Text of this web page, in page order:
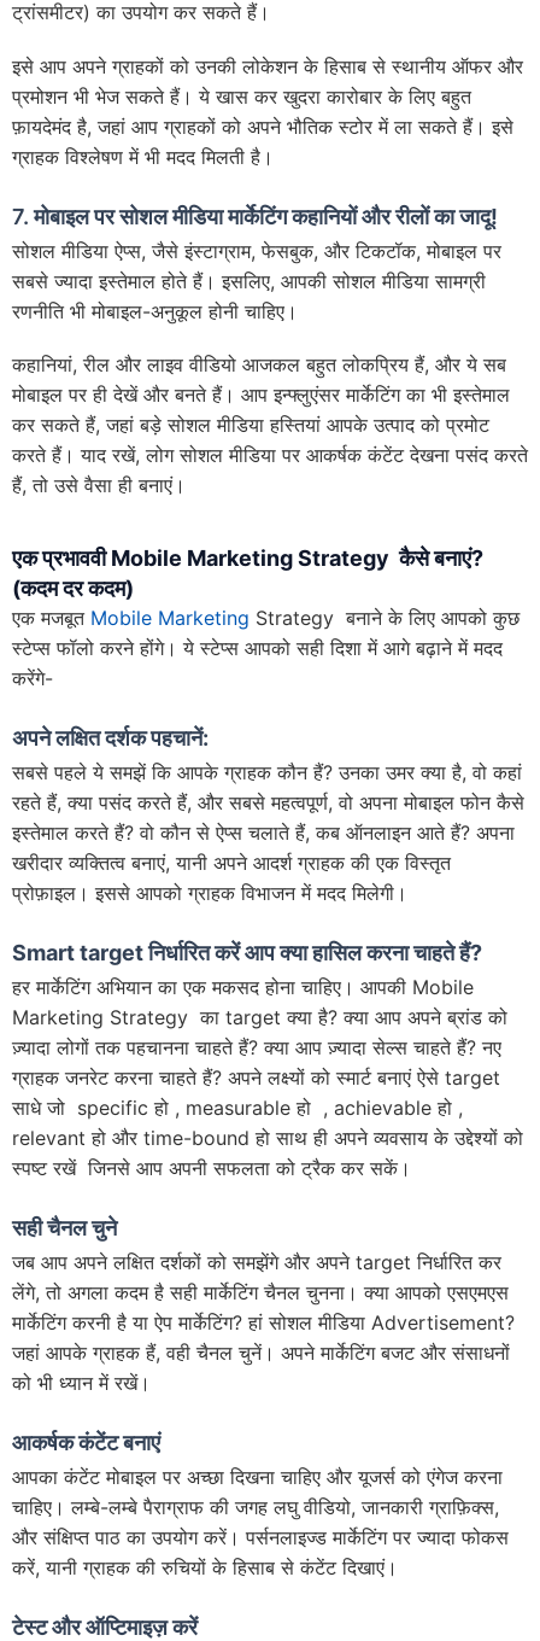
ट्रांसमीटर) का उपयोग कर सकते हैं।
इसे आप अपने ग्राहकों को उनकी लोकेशन के हिसाब से स्थानीय ऑफर और
प्रमोशन भी भेज सकते हैं। ये खास कर खुदरा कारोबार के लिए बहुत
फ़ायदेमंद है, जहां आप ग्राहकों को अपने भौतिक स्टोर में ला सकते हैं। इसे
ग्राहक विश्लेषण में भी मदद मिलती है।
7.मोबाइल पर सोशल मीडिया मार्केटिंग कहानियों और रीलों का जादू!
सोशल मीडिया ऐप्स, जैसे इंस्टाग्राम, फेसबुक, और टिकटॉक, मोबाइल पर
सबसे ज्यादा इस्तेमाल होते हैं। इसलिए, आपकी सोशल मीडिया सामग्री
रणनीति भी मोबाइल-अनुकूल होनी चाहिए।
कहानियां, रील और लाइव वीडियो आजकल बहुत लोकप्रिय हैं, और ये सब
मोबाइल पर ही देखें और बनते हैं। आप इन्फ्लुएंसर मार्केटिंग का भी इस्तेमाल
कर सकते हैं, जहां बड़े सोशल मीडिया हस्तियां आपके उत्पाद को प्रमोट
करते हैं। याद रखें, लोग सोशल मीडिया पर आकर्षक कंटेंट देखना पसंद करते
हैं, तो उसे वैसा ही बनाएं।
एक प्रभाववी Mobile Marketing Strategy कैसे बनाएं?
(कदम दर कदम)
एक मजबूत Mobile Marketing Strategy बनाने के लिए आपको कुछ
स्टेप्स फॉलो करने होंगे। ये स्टेप्स आपको सही दिशा में आगे बढ़ाने में मदद
करेंगे-
अपने लक्षित दर्शक पहचानें:
सबसे पहले ये समझें कि आपके ग्राहक कौन हैं? उनका उमर क्या है, वो कहां
रहते हैं, क्या पसंद करते हैं, और सबसे महत्वपूर्ण, वो अपना मोबाइल फोन कैसे
इस्तेमाल करते हैं? वो कौन से ऐप्स चलाते हैं, कब ऑनलाइन आते हैं? अपना
खरीदार व्यक्तित्व बनाएं, यानी अपने आदर्श ग्राहक की एक विस्तृत
प्रोफ़ाइल। इससे आपको ग्राहक विभाजन में मदद मिलेगी।
Smart target निर्धारित करें आप क्या हासिल करना चाहते हैं?
हर मार्केटिंग अभियान का एक मकसद होना चाहिए। आपकी Mobile
Marketing Strategy का target क्या है? क्या आप अपने ब्रांड को
ज़्यादा लोगों तक पहचानना चाहते हैं? क्या आप ज़्यादा सेल्स चाहते हैं? नए
ग्राहक जनरेट करना चाहते हैं? अपने लक्ष्यों को स्मार्ट बनाएं ऐसे target
साधे जो specific हो , measurable हो , achievable हो ,
relevant हो और time-bound हो साथ ही अपने व्यवसाय के उद्देश्यों को
स्पष्ट रखें जिनसे आप अपनी सफलता को ट्रैक कर सकें।
सही चैनल चुने
जब आप अपने लक्षित दर्शकों को समझेंगे और अपने target निर्धारित कर
लेंगे, तो अगला कदम है सही मार्केटिंग चैनल चुनना। क्या आपको एसएमएस
मार्केटिंग करनी है या ऐप मार्केटिंग? हां सोशल मीडिया Advertisement?
जहां आपके ग्राहक हैं, वही चैनल चुनें। अपने मार्केटिंग बजट और संसाधनों
को भी ध्यान में रखें।
आकर्षक कंटेंट बनाएं
आपका कंटेंट मोबाइल पर अच्छा दिखना चाहिए और यूजर्स को एंगेज करना
चाहिए। लम्बे-लम्बे पैराग्राफ की जगह लघु वीडियो, जानकारी ग्राफ़िक्स,
और संक्षिप्त पाठ का उपयोग करें। पर्सनलाइज्ड मार्केटिंग पर ज्यादा फोकस
करें, यानी ग्राहक की रुचियों के हिसाब से कंटेंट दिखाएं।
टेस्ट और ऑप्टिमाइज़ करें